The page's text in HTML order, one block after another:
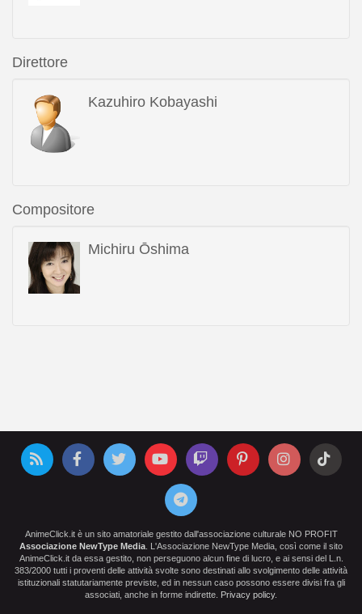
Direttore
Kazuhiro Kobayashi
Compositore
Michiru Ōshima
AnimeClick.it è un sito amatoriale gestito dall'associazione culturale NO PROFIT
Associazione NewType Media . L'Associazione NewType Media, così come il sito
AnimeClick.it da essa gestito, non perseguono alcun fine di lucro, e ai sensi del L.n.
383/2000 tutti i proventi delle attività svolte sono destinati allo svolgimento delle attività
istituzionali statutariamente previste, ed in nessun caso possono essere divisi fra gli
associati, anche in forme indirette. Privacy policy.